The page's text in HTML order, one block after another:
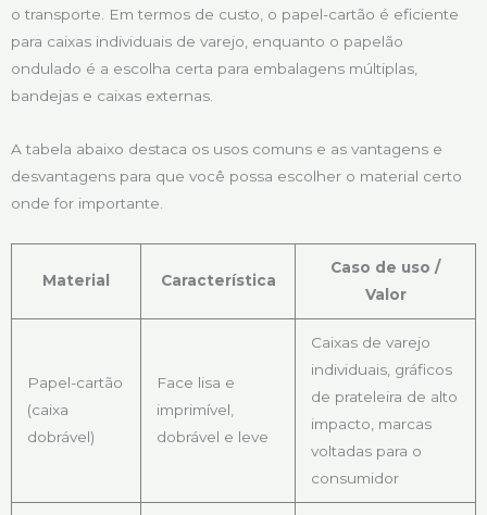
o transporte. Em termos de custo, o papel-cartão é eficiente
para caixas individuais de varejo, enquanto o papelão
ondulado é a escolha certa para embalagens múltiplas,
bandejas e caixas externas.
A tabela abaixo destaca os usos comuns e as vantagens e
desvantagens para que você possa escolher o material certo
onde for importante.
Material Característica
Caso de uso /
Valor
Papel-cartão
(caixa
dobrável)
Face lisa e
imprimível,
dobrável e leve
Caixas de varejo
individuais, gráficos
de prateleira de alto
impacto, marcas
voltadas para o
consumidor